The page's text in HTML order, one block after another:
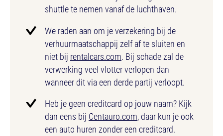
shuttle te nemen vanaf de luchthaven.
We raden aan om je verzekering bij de
verhuurmaatschappij zelf af te sluiten en
niet bij rentalcars.com. Bij schade zal de
verwerking veel vlotter verlopen dan
wanneer dit via een derde partij verloopt.
Heb je geen creditcard op jouw naam? Kijk
dan eens bij Centauro.com, daar kun je ook
een auto huren zonder een creditcard.